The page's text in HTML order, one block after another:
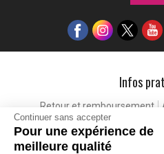
Continuer sans accepter
Pour une expérience de
meilleure qualité
Infos
Retour et remboursement
Tapis et paillasson
Eco-participation